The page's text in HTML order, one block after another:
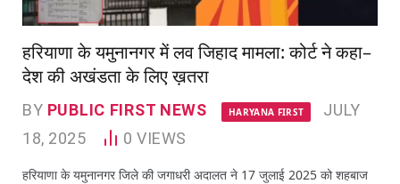
हरियाणा के यमुनानगर में लव जिहाद मामला: कोर्ट ने कहा–
देश की अखंडता के लिए ख़तरा
BY PUBLIC FIRST NEWS HARYANA FIRST
JULY
18, 2025
0 VIEWS
हरियाणा के यमुनानगर जिले की जगाधरी अदालत ने 17 जुलाई 2025 को शहबाज